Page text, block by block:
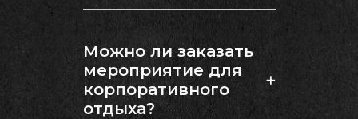
Нет, мы приносим всё
необходимое и
организуем игру. Вам
остается лишь
наслаждаться
процессом.
Можно ли заказать
мероприятие для
корпоративного
отдыха?
+